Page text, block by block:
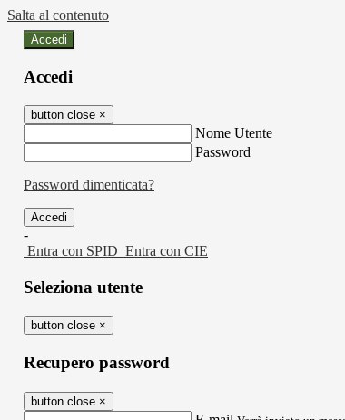
Salta al contenuto
Accedi
Accedi
button close ×
Nome Utente
Password
Password dimenticata?
-
Entra con SPID Entra con CIE
Seleziona utente
button close ×
Recupero password
button close ×